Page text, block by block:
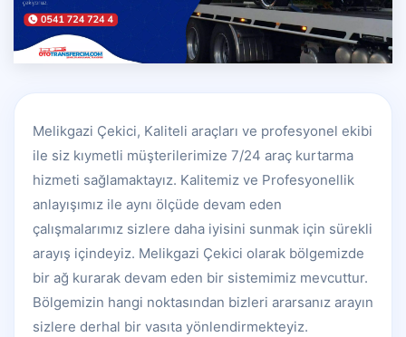
Melikgazi Çekici, Kaliteli araçları ve profesyonel ekibi
ile siz kıymetli müşterilerimize 7/24 araç kurtarma
hizmeti sağlamaktayız. Kalitemiz ve Profesyonellik
anlayışımız ile aynı ölçüde devam eden
çalışmalarımız sizlere daha iyisini sunmak için sürekli
arayış içindeyiz. Melikgazi Çekici olarak bölgemizde
bir ağ kurarak devam eden bir sistemimiz mevcuttur.
Bölgemizin hangi noktasından bizleri ararsanız arayın
sizlere derhal bir vasıta yönlendirmekteyiz.